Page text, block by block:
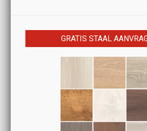
GRATIS STAAL